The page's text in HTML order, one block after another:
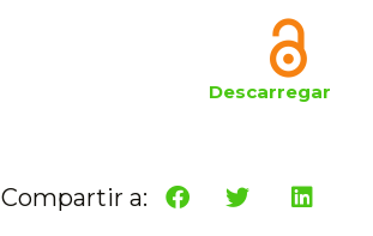
Descarregar
Compartir a: